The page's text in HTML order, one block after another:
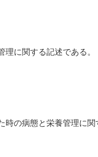
に関する記述である。
の病態と栄養管理に関